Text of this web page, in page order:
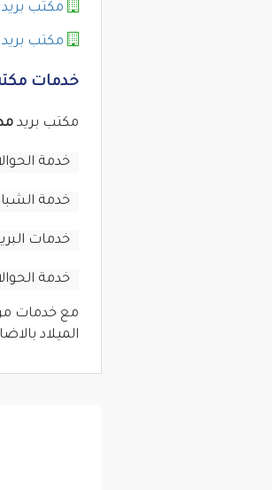
مكتب بريد
مكتب بريد
خدمات مكتب
مكتب بريد
خدمة
خدمة
خدمات
خدمة
مع خدمات
الميلاد